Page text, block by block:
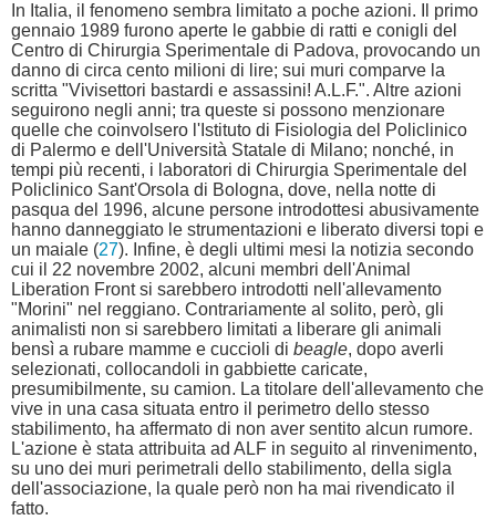
In Italia, il fenomeno sembra limitato a poche azioni. Il primo
gennaio 1989 furono aperte le gabbie di ratti e conigli del
Centro di Chirurgia Sperimentale di Padova, provocando un
danno di circa cento milioni di lire; sui muri comparve la
scritta "Vivisettori bastardi e assassini! A.L.F.". Altre azioni
seguirono negli anni; tra queste si possono menzionare
quelle che coinvolsero l'Istituto di Fisiologia del Policlinico
di Palermo e dell'Università Statale di Milano; nonché, in
tempi più recenti, i laboratori di Chirurgia Sperimentale del
Policlinico Sant'Orsola di Bologna, dove, nella notte di
pasqua del 1996, alcune persone introdottesi abusivamente
hanno danneggiato le strumentazioni e liberato diversi topi e
un maiale (27). Infine, è degli ultimi mesi la notizia secondo
cui il 22 novembre 2002, alcuni membri dell'Animal
Liberation Front si sarebbero introdotti nell'allevamento
"Morini" nel reggiano. Contrariamente al solito, però, gli
animalisti non si sarebbero limitati a liberare gli animali
bensì a rubare mamme e cuccioli di beagle, dopo averli
selezionati, collocandoli in gabbiette caricate,
presumibilmente, su camion. La titolare dell'allevamento che
vive in una casa situata entro il perimetro dello stesso
stabilimento, ha affermato di non aver sentito alcun rumore.
L'azione è stata attribuita ad ALF in seguito al rinvenimento,
su uno dei muri perimetrali dello stabilimento, della sigla
dell'associazione, la quale però non ha mai rivendicato il
fatto.